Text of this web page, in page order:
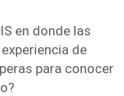
en donde las
de
para conocer